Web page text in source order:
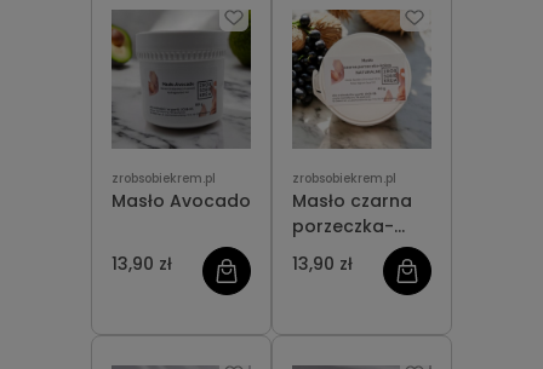
zrobsobiekrem.pl
Masło Avocado
13,90 zł
zrobsobiekrem.pl
Masło czarna
porzeczka-
kokos
NATURALNE
13,90 zł